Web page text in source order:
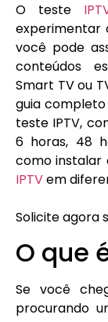
O teste
experimentar
você pode
conteúdos
Smart TV ou
guia
teste IPTV,
6 horas, 48
como instalar
IPTVem
Solicite agora
O que
Se você
procurando